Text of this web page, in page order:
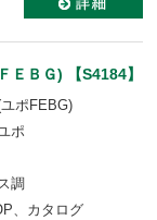
ＥＢＧ) 【S4184】
ポFEBG)
ポ
調
、カタログ